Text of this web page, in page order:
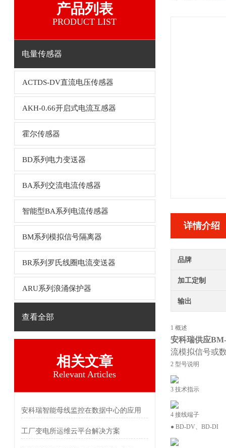
产品列表
PRODUCT LIST
电量传感器
ACTDS-DV直流电压传感器
AKH-0.66开启式电流互感器
霍尔传感器
BD系列电力变送器
BA系列交流电流传感器
智能型BA系列电流传感器
BM系列模拟信号隔离器
BR系列罗氏线圈电流变送器
ARU系列浪涌保护器
查看全部
相关文章
Relevant Articles
安科瑞智能母线监控在数据中心的应用
工厂变电所运维云平台解决方案
详情介绍
品牌
加工定制
输出
1 概述
安科瑞供应
流模拟信号或
2 型号说明
3 技术指示
4 接线端子
● BD-DV、BD-DI